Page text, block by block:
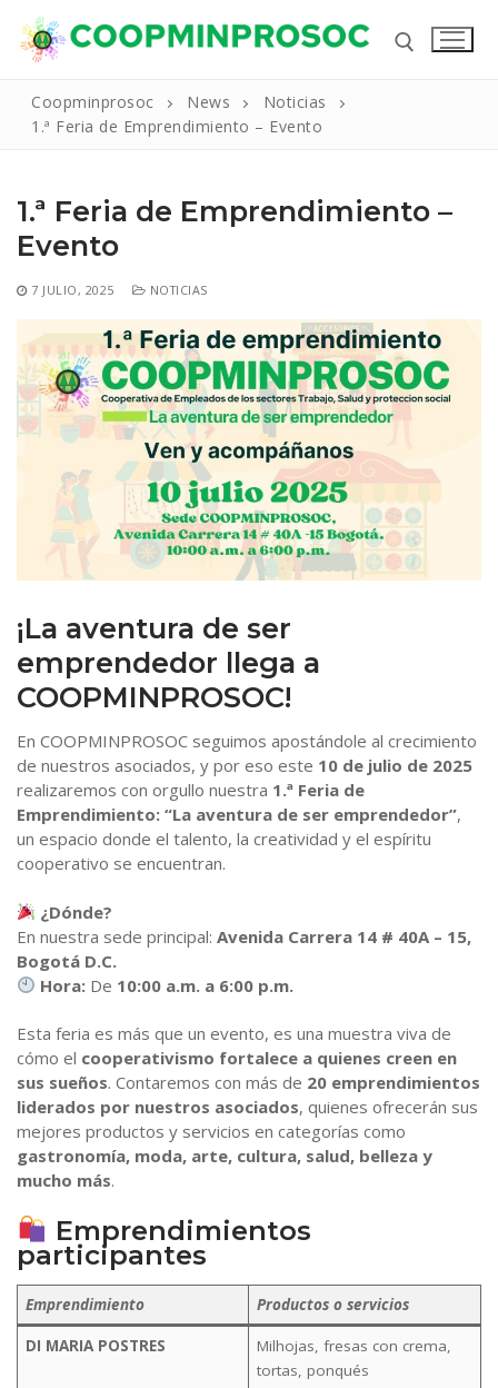
contenido
Buscar:
La Cooperativa
Reseña Historica
Nuestros Valores
Estatutos y Reglamentos
Órganos de Administración y Control
Productos Y Servicios
Líneas de Crédito
Auxilios Cooperativos
Simulador de Crédito
Contacto
Coopminprosoc News
Noticias
1.ª Feria de Emprendimiento – Evento
1.ª Feria de Emprendimiento –
Evento
7 JULIO, 2025 NOTICIAS
¡La aventura de ser
emprendedor llega a
COOPMINPROSOC!
En COOPMINPROSOC seguimos apostándole al crecimiento
de nuestros asociados, y por eso este 10 de julio de 2025
realizaremos con orgullo nuestra 1.ª Feria de
Emprendimiento: “La aventura de ser emprendedor”,
un espacio donde el talento, la creatividad y el espíritu
cooperativo se encuentran.
¿Dónde?
En nuestra sede principal: Avenida Carrera 14 # 40A – 15,
Bogotá D.C.
Hora: De 10:00 a.m. a 6:00 p.m.
Esta feria es más que un evento, es una muestra viva de
cómo el cooperativismo fortalece a quienes creen en
sus sueños. Contaremos con más de 20 emprendimientos
liderados por nuestros asociados, quienes ofrecerán sus
mejores productos y servicios en categorías como
gastronomía, moda, arte, cultura, salud, belleza y
mucho más.
Emprendimientos
participantes
Emprendimiento Productos o servicios
DI MARIA POSTRES
Milhojas, fresas con crema,
tortas, ponqués